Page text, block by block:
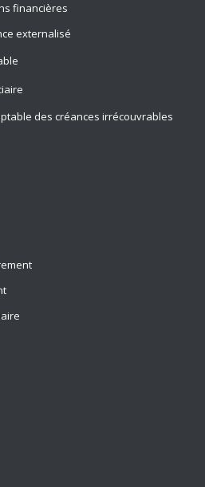
financières
externalisé
des créances irrécouvrables